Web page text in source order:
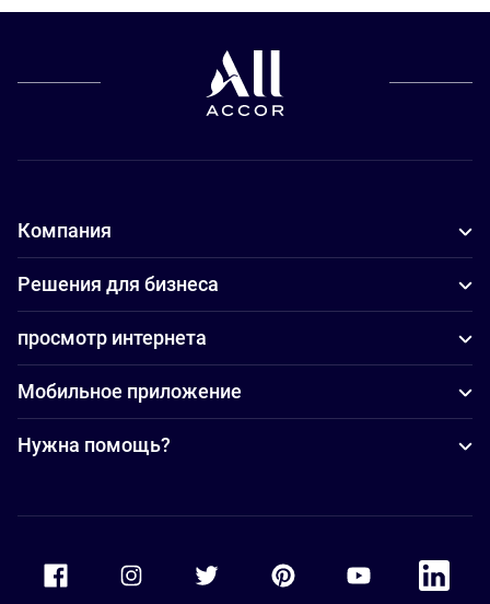
Компания
Решения для бизнеса
просмотр интернета
Мобильное приложение
Нужна помощь?
Accor Facebook Accor TwitterAccor PinterestAccor Youtube
Accor